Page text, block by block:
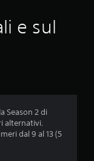
a
o
n
i
e sul
Season 2 di
alternativi.
dal 9 al 13 (5